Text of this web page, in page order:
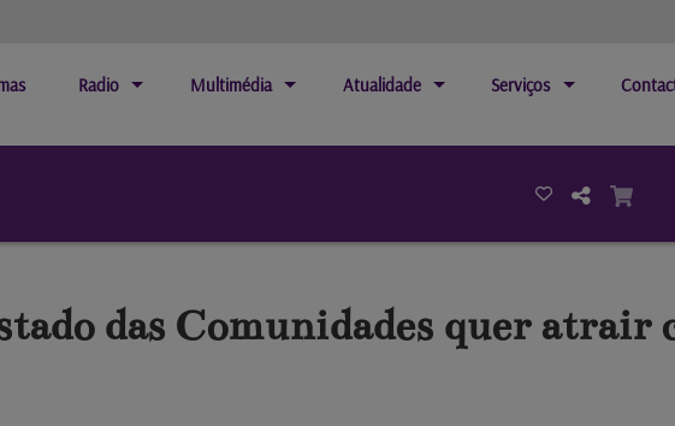
Radio Multimédia Atualidade Serviços
das Comunidades quer atrair